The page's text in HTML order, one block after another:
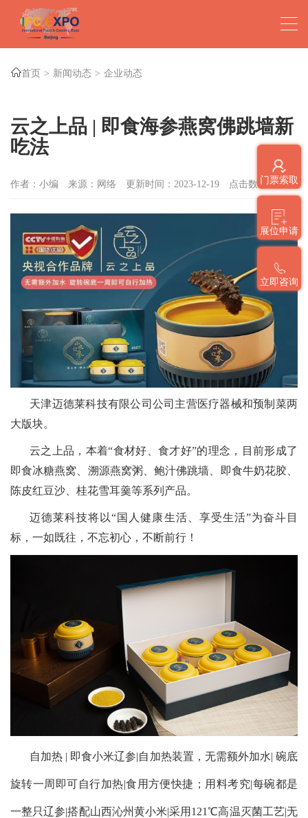
门票索取
展位申请
立即咨询
首页 新闻动态 企业动态
云之上品 | 即食海参燕窝佛跳墙新
吃法
作者：小编 来源：网络 更新时间：2023-12-19 点击数：1066
天津迈德莱科技有限公司公司主营医疗器械和预制菜两
大版块。
云之上品，本着“食材好、食才好”的理念，目前形成了
即食冰糖燕窝、溯源燕窝粥、鲍汁佛跳墙、即食牛奶花胶、
陈皮红豆沙、桂花雪耳羹等系列产品。
迈德莱科技将以“国人健康生活、享受生活”为奋斗目
标，一如既往，不忘初心，不断前行！
自加热 | 即食小米辽参|自加热装置，无需额外加水| 碗底
旋转一周即可自行加热|食用方便快捷；用料考究|每碗都是
一整只辽参|搭配山西沁州黄小米|采用121℃高温灭菌工艺|无